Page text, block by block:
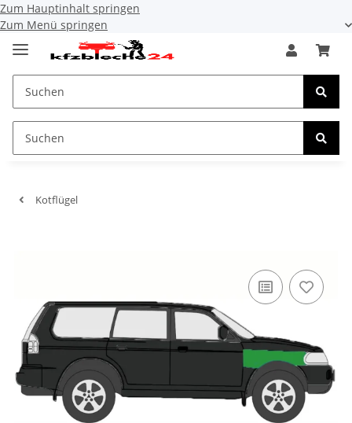
Zum Hauptinhalt springen
Zum Menü springen
Kotflügel